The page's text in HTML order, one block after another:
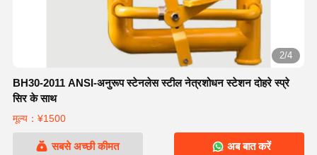
2/4
BH30-2011 ANSI-अनुरूप स्टेनलेस स्टील नेत्रशोधन स्टेशन दोहरे स्प्रे
सिर के साथ
मूल्य：¥1500
सबसे अच्छी कीमत अब बात करें